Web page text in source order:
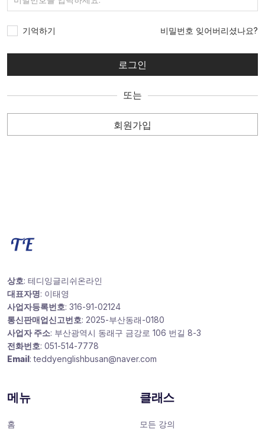
기억하기 비밀번호 잊어버리셨나요?
또는
회원가입
상호: 테디잉글리쉬온라인
대표자명: 이태영
사업자등록번호: 316-91-02124
통신판매업신고번호: 2025-부산동래-0180
사업자 주소: 부산광역시 동래구 금강로 106 번길 8-3
전화번호: 051-514-7778
Email: teddyenglishbusan@naver.com
메뉴
홈
클래스
모든 강의